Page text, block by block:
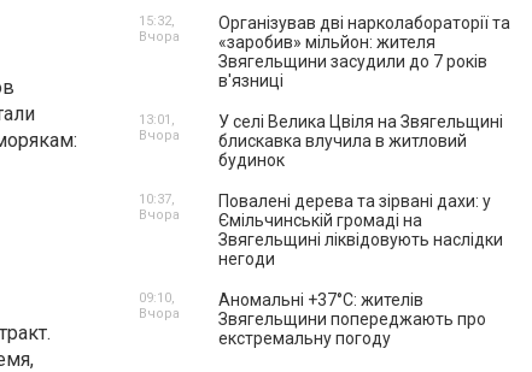
Організував дві нарколабораторії та
«заробив» мільйон: жителя
Звягельщини засудили до 7 років
в'язниці
15:32,
Вчора
У селі Велика Цвіля на Звягельщині
блискавка влучила в житловий
будинок
13:01,
Вчора
Повалені дерева та зірвані дахи: у
Ємільчинській громаді на
Звягельщині ліквідовують наслідки
негоди
10:37,
Вчора
Аномальні +37°C: жителів
Звягельщини попереджають про
екстремальну погоду
09:10,
Вчора